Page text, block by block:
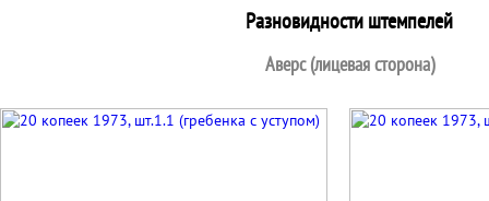
Разновидности штемпелей
Аверс (лицевая сторона)